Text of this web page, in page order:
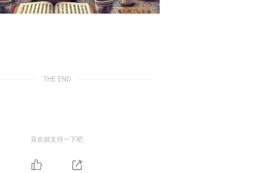
THE END
喜欢就支持一下吧